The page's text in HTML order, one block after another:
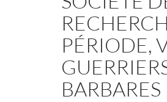
PÉRIODE,
BARBARES